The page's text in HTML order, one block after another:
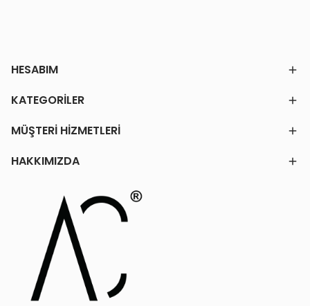
HESABIM
KATEGORİLER
MÜŞTERİ HİZMETLERİ
HAKKIMIZDA